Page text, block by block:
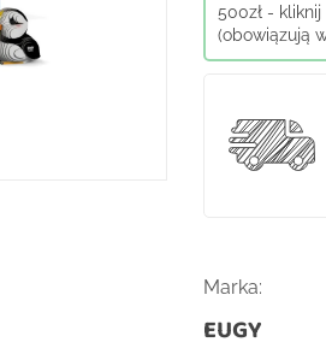
500zł -
(obowiązują
Marka:
EUGY